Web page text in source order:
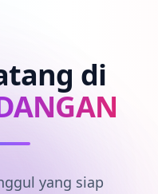
di
yang siap